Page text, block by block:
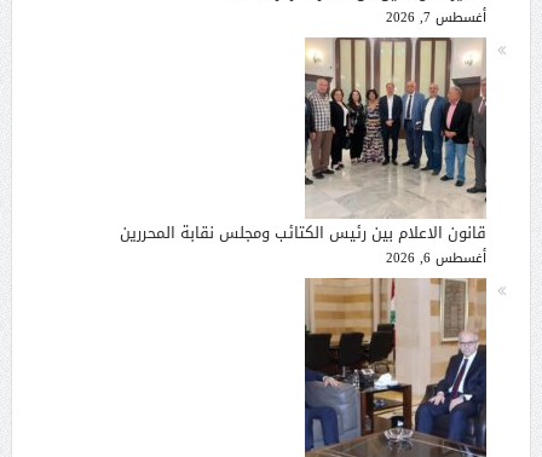
أغسطس 7, 2026
قانون الاعلام بين رئيس الكتائب ومجلس نقابة المحررين
أغسطس 6, 2026